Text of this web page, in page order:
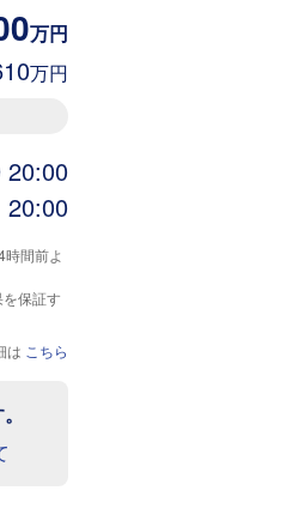
万円
万円
20:00
20:00
間前よ
保証す
は こちら